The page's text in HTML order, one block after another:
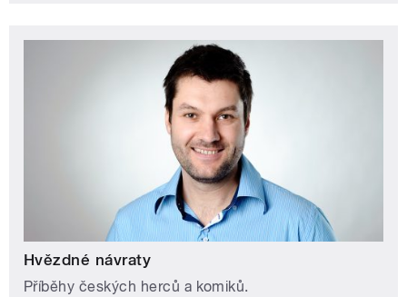
Hvězdné návraty
Příběhy českých herců a komiků.